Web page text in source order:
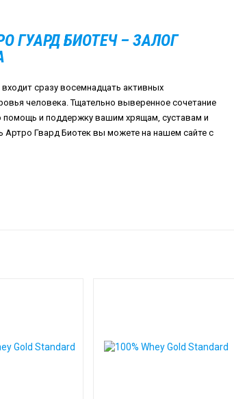
ГУАРД БИОТЕЧ – ЗАЛОГ
сразу восемнадцать активных
человека. Тщательно выверенное сочетание
и поддержку вашим хрящам, суставам и
Артро Гвард Биотек вы можете на нашем сайте с